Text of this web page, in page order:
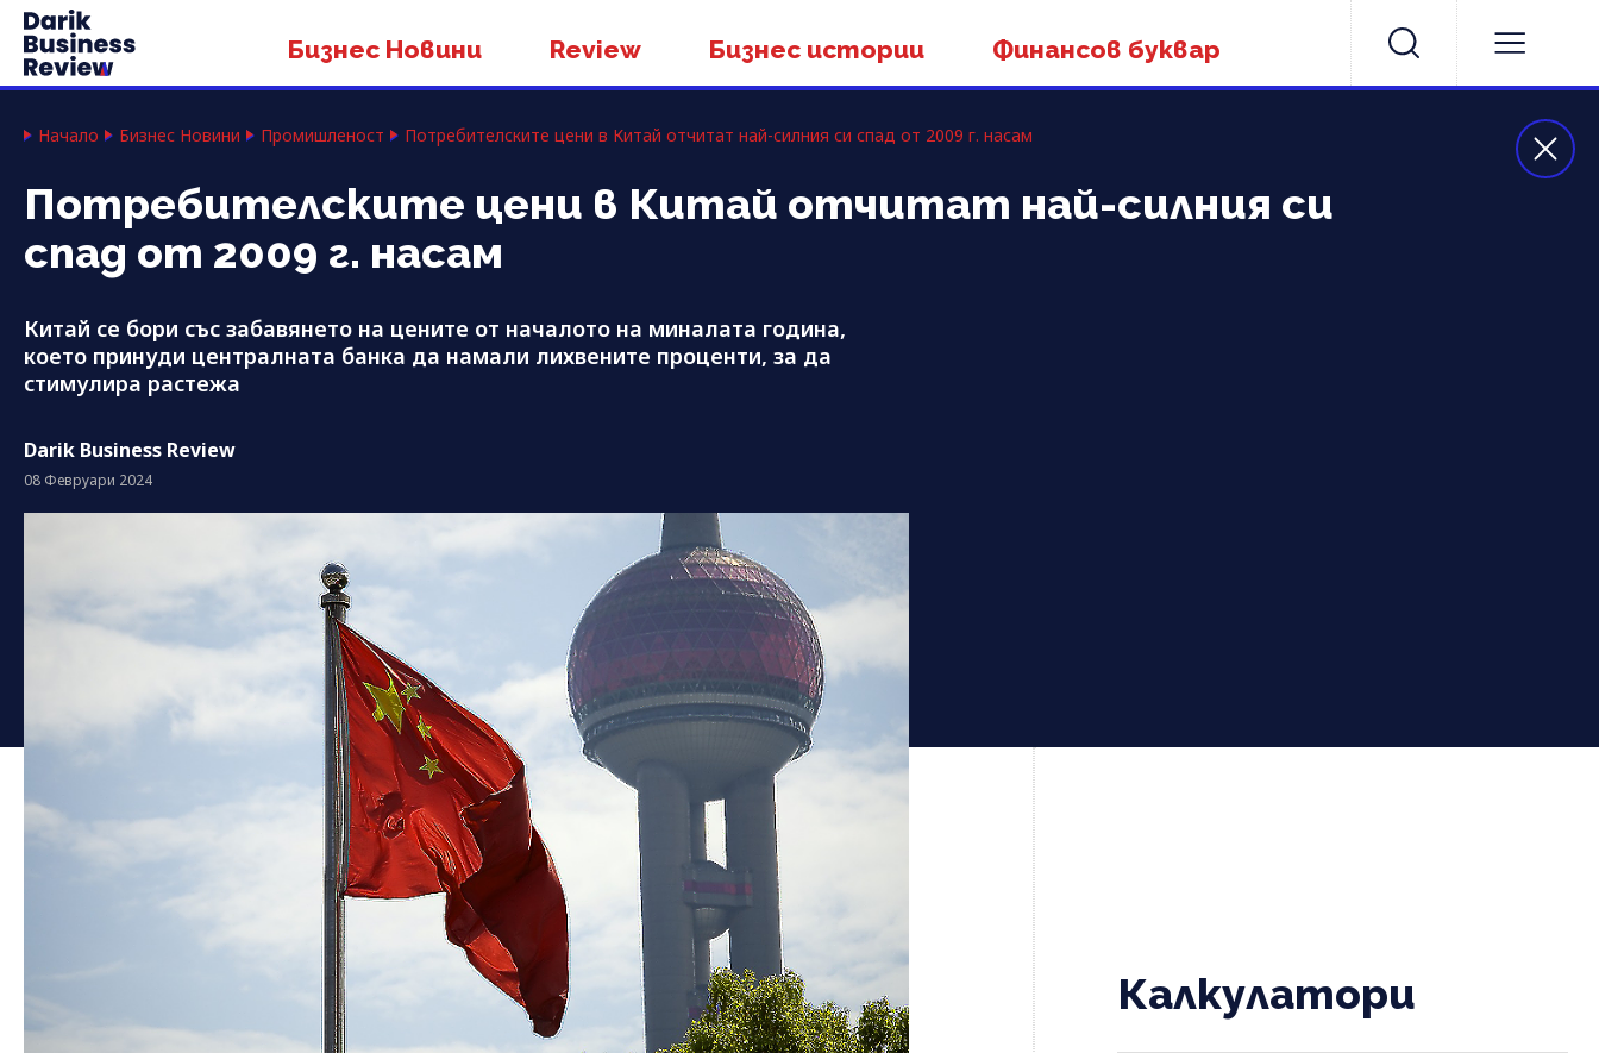
Бизнес Новини Review Бизнес истории Финансов буквар
Начало Бизнес Новини Промишленост Потребителските цени в Китай отчитат най-силния си спад от 2009 г. насам
Потребителските цени в Китай отчитат най-силния си
спад от 2009 г. насам
Китай се бори със забавянето на цените от началото на миналата година,
което принуди централната банка да намали лихвените проценти, за да
стимулира растежа
Darik Business Review
08 Февруари 2024
Калкулатори